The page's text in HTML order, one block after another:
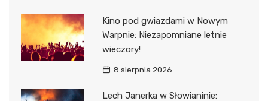
Kino pod gwiazdami w Nowym
Warpnie: Niezapomniane letnie
wieczory!
8 sierpnia 2026
Lech Janerka w Słowianinie: